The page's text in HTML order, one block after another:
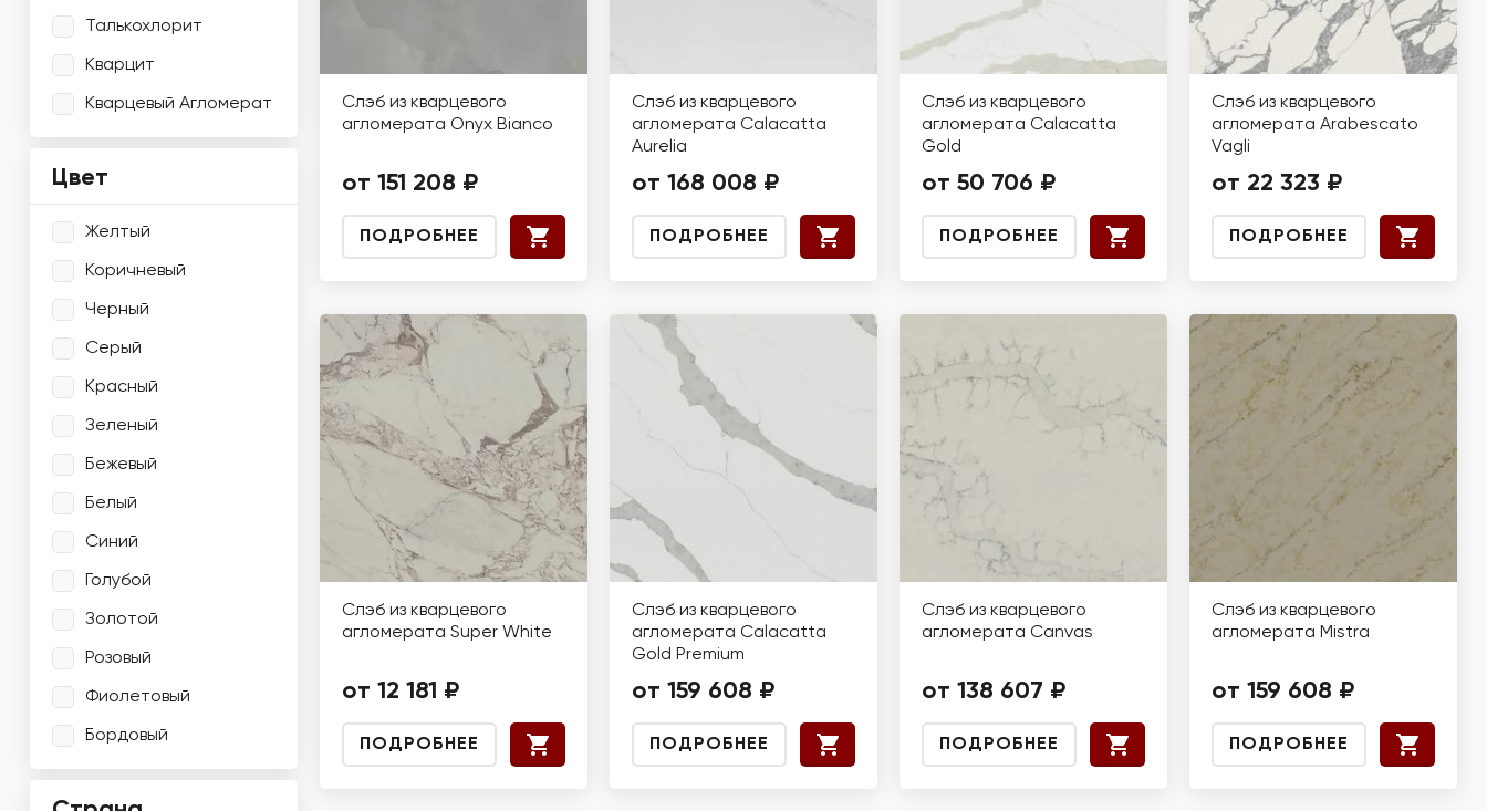
Слэб из кварцевого
агломерата Onyx Bianco
от 151 208 ₽
ПОДРОБНЕЕ
Слэб из кварцевого
агломерата Calacatta
Aurelia
от 168 008 ₽
ПОДРОБНЕЕ
Слэб из кварцевого
агломерата Calacatta
Gold
от 50 706 ₽
ПОДРОБНЕЕ
Слэб из кварцевого
агломерата Arabescato
Vagli
от 22 323 ₽
ПОДРОБНЕЕ
Слэб из кварцевого
агломерата Super White
от 12 181 ₽
ПОДРОБНЕЕ
Слэб из кварцевого
агломерата Calacatta
Gold Premium
от 159 608 ₽
ПОДРОБНЕЕ
Слэб из кварцевого
агломерата Canvas
от 138 607 ₽
ПОДРОБНЕЕ
Слэб из кварцевого
агломерата Mistra
от 159 608 ₽
ПОДРОБНЕЕ
Талькохлорит
Кварцит
Кварцевый Агломерат
Цвет
Желтый
Коричневый
Черный
Серый
Красный
Зеленый
Бежевый
Белый
Синий
Голубой
Золотой
Розовый
Фиолетовый
Бордовый